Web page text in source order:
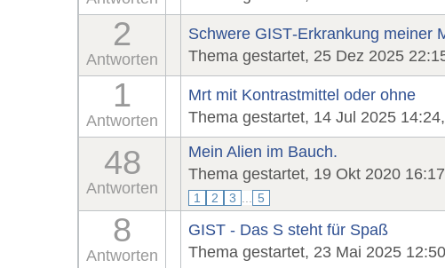
2
Antworten
Schwere GIST‑Erkrankung meiner
Thema gestartet, 25 Dez 2025
1
Antworten
Mrt mit Kontrastmittel oder ohne
Thema gestartet, 14 Jul 2025
48
Antworten
Mein Alien im Bauch.
Thema gestartet, 19 Okt 2020
1 2 3 5
8
Antworten
GIST - Das S steht für Spaß
Thema gestartet, 23 Mai 2025